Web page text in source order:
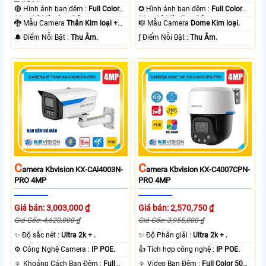
TVI BCS.
🔴 Hình ảnh ban đêm : Full Color
80m Có Màu Ban Ðêm.
🐉️ Mẫu CameraThân Kim loại +
Nhựa.
️🔔 Điểm Nỗi Bật :Thu Âm.
✪ Hình ảnh ban đêm : Full Color
30m Có Màu Ban Ðêm.
🎼️ Mẫu Camera Dome Kim loại.
️ƒ Điểm Nỗi Bật :Thu Âm.
CAmera Kbvision KX-CAi4003N-
PRO 4MP
Giá bán: 3,003,000 ₫
Giá Gốc: 4,620,000 ₫
✨ Độ sắc nét :Ultra 2k + .
⚙ Công Nghệ Camera :
IP POE.
🔅 Khoảng Cách Ban Đêm : Full
CAmera Kbvision KX-C4007CPN-
PRO 4MP
Giá bán: 2,570,750 ₫
Giá Gốc: 3,955,000 ₫
✨ Độ Phân giải :Ultra 2k + .
👍 Tích hợp công nghệ :
IP POE.
🔅 Video Ban Đêm : Full Color 50m